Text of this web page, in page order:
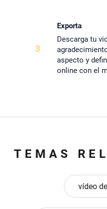
3
Exporta
Descarga tu
aspecto y
online con el
TEMAS
vídeo